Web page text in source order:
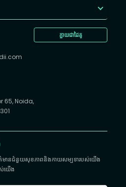
ក្លាយជាដៃគូ
65, Noida,
ត៌មានជំនួយសុខភាពនិងកាយសម្បទារបស់យើង
យើង